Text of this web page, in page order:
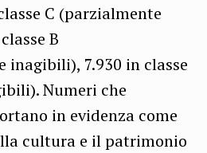
C (parzialmente
B
inagibili), 7.930 in classe
Numeri che
in evidenza come
cultura e il patrimonio